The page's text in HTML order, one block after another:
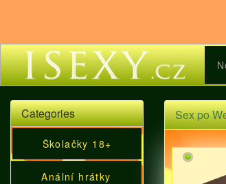
Categories
Školačky 18+
Anální hrátky
Sex po